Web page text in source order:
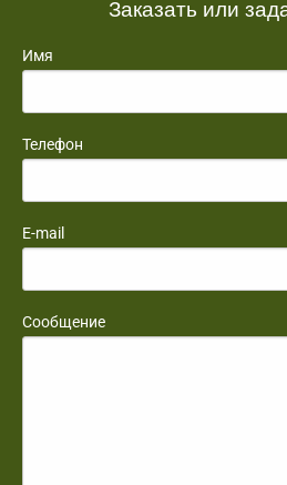
Заказать или
Имя
Телефон
E-mail
Сообщение